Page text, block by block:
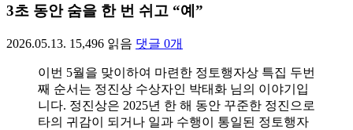
3초 동안 숨을 한 번 쉬고 “예”
2026.05.13. 15,496 읽음 댓글 0개
이번 5월을 맞이하여 마련한 정토행자상 특집 두번
째 순서는 정진상 수상자인 박태화 님의 이야기입
니다. 정진상은 2025년 한 해 동안 꾸준한 정진으로
타의 귀감이 되거나 일과 수행이 통일된 정토행자